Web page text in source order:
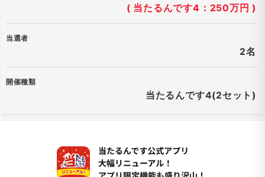
( 当たるんです4：250万円 )
当選者
2名
開催種類
当たるんです4(2セット)